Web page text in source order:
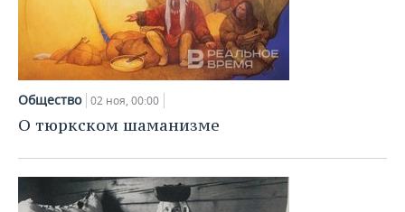
Общество 02 ноя, 00:00
О тюркском шаманизме